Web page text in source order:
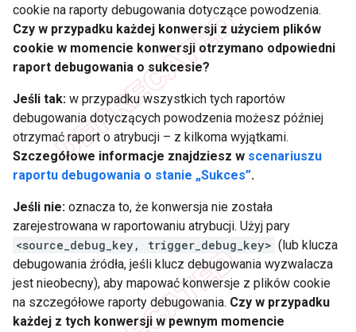
cookie na raporty debugowania dotyczące powodzenia.
Czy w przypadku każdej konwersji z użyciem plików
cookie w momencie konwersji otrzymano odpowiedni
raport debugowania o sukcesie?
Jeśli tak: w przypadku wszystkich tych raportów
debugowania dotyczących powodzenia możesz później
otrzymać raport o atrybucji – z kilkoma wyjątkami.
Szczegółowe informacje znajdziesz w scenariuszu
raportu debugowania o stanie „Sukces”.
Jeśli nie: oznacza to, że konwersja nie została
zarejestrowana w raportowaniu atrybucji. Użyj pary
<source_debug_key, trigger_debug_key> (lub klucza
debugowania źródła, jeśli klucz debugowania wyzwalacza
jest nieobecny), aby mapować konwersje z plików cookie
na szczegółowe raporty debugowania. Czy w przypadku
każdej z tych konwersji w pewnym momencie